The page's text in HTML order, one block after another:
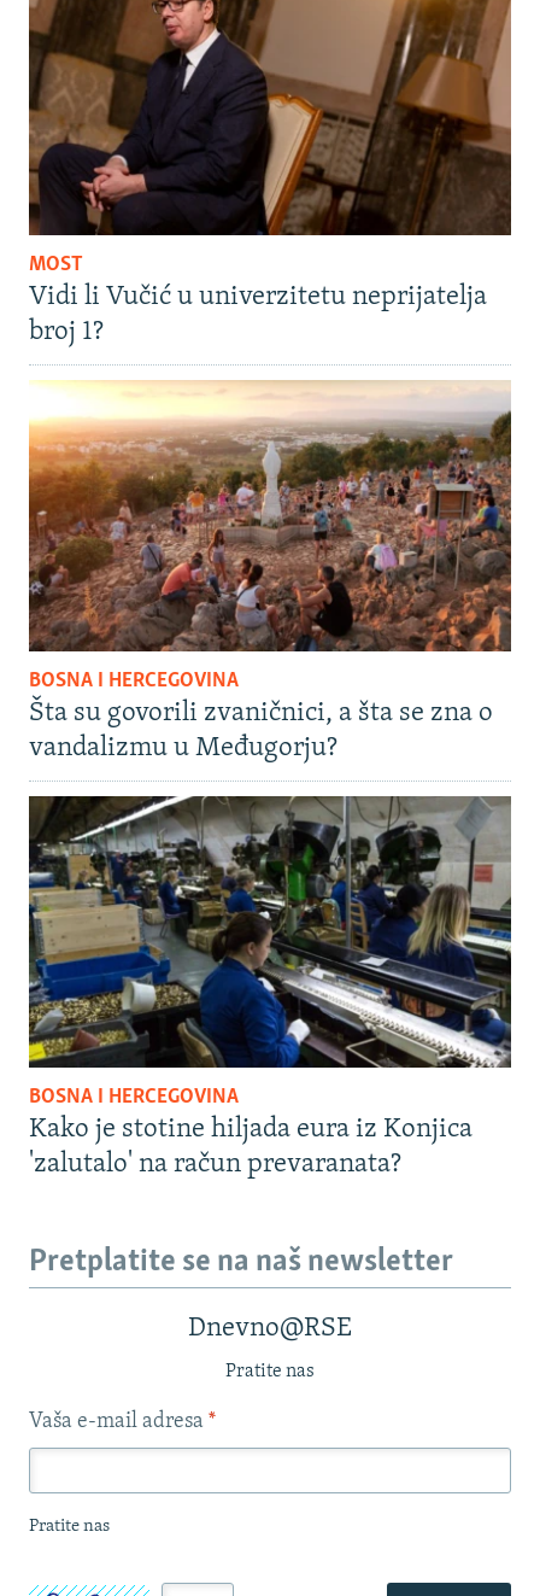
MOST
Vidi li Vučić u univerzitetu neprijatelja
broj 1?
BOSNA I HERCEGOVINA
Šta su govorili zvaničnici, a šta se zna o
vandalizmu u Međugorju?
BOSNA I HERCEGOVINA
Kako je stotine hiljada eura iz Konjica
'zalutalo' na račun prevaranata?
Pretplatite se na naš newsletter
Dnevno@RSE
Pratite nas
Vaša e-mail adresa *
Pratite nas